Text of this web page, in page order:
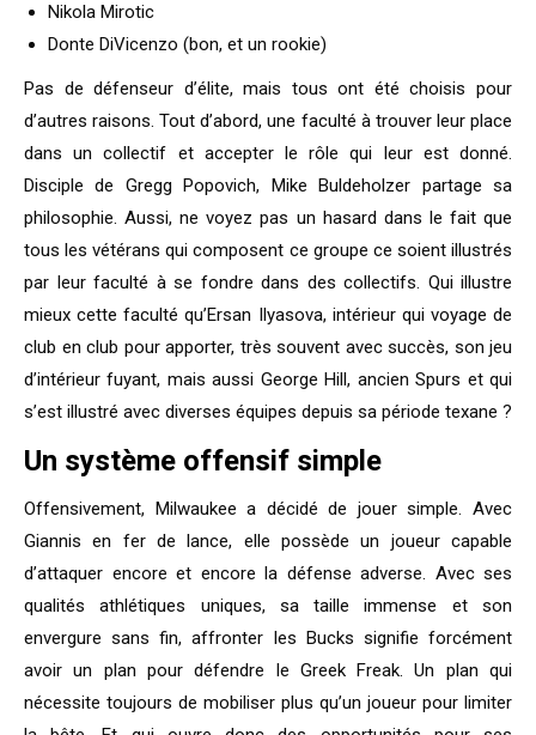
Nikola Mirotic
Donte DiVicenzo (bon, et un rookie)
Pas de défenseur d’élite, mais tous ont été choisis pour
d’autres raisons. Tout d’abord, une faculté à trouver leur place
dans un collectif et accepter le rôle qui leur est donné.
Disciple de Gregg Popovich, Mike Buldeholzer partage sa
philosophie. Aussi, ne voyez pas un hasard dans le fait que
tous les vétérans qui composent ce groupe ce soient illustrés
par leur faculté à se fondre dans des collectifs. Qui illustre
mieux cette faculté qu’Ersan Ilyasova, intérieur qui voyage de
club en club pour apporter, très souvent avec succès, son jeu
d’intérieur fuyant, mais aussi George Hill, ancien Spurs et qui
s’est illustré avec diverses équipes depuis sa période texane ?
Un système offensif simple
Offensivement, Milwaukee a décidé de jouer simple. Avec
Giannis en fer de lance, elle possède un joueur capable
d’attaquer encore et encore la défense adverse. Avec ses
qualités athlétiques uniques, sa taille immense et son
envergure sans fin, affronter les Bucks signifie forcément
avoir un plan pour défendre le Greek Freak. Un plan qui
nécessite toujours de mobiliser plus qu’un joueur pour limiter